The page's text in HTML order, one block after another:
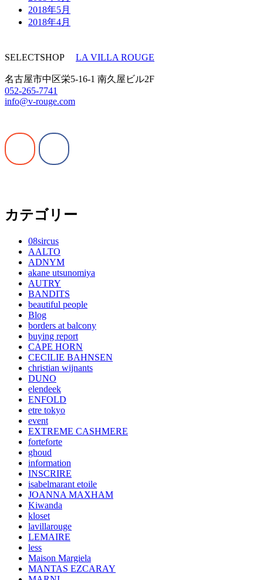
2018年5月
2018年4月
SELECTSHOP LA VILLA ROUGE
名古屋市中区栄5-16-1 南久屋ビル2F
052-265-7741
info@v-rouge.com
カテゴリー
08sircus
AALTO
ADNYM
akane utsunomiya
AUTRY
BANDITS
beautiful people
Blog
borders at balcony
buying report
CAPE HORN
CECILIE BAHNSEN
christian wijnants
DUNO
elendeek
ENFOLD
etre tokyo
event
EXTREME CASHMERE
forteforte
ghoud
information
INSCRIRE
isabelmarant etoile
JOANNA MAXHAM
Kiwanda
kloset
lavillarouge
LEMAIRE
less
Maison Margiela
MANTAS EZCARAY